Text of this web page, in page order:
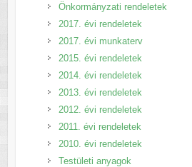
Önkormányzati rendeletek
2017. évi rendeletek
2017. évi munkaterv
2015. évi rendeletek
2014. évi rendeletek
2013. évi rendeletek
2012. évi rendeletek
2011. évi rendeletek
2010. évi rendeletek
Testületi anyagok